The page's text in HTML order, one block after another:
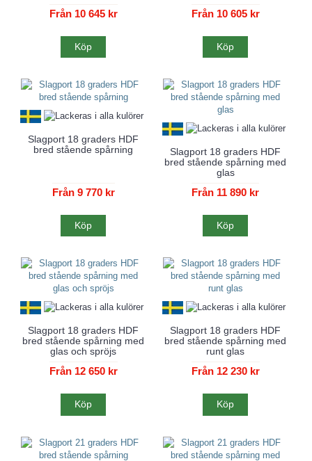
Från 10 645 kr
Köp
Från 10 605 kr
Köp
Slagport 18 graders HDF
bred stående spårning
Från 9 770 kr
Köp
Slagport 18 graders HDF
bred stående spårning med
glas
Från 11 890 kr
Köp
Slagport 18 graders HDF
bred stående spårning med
glas och spröjs
Från 12 650 kr
Köp
Slagport 18 graders HDF
bred stående spårning med
runt glas
Från 12 230 kr
Köp